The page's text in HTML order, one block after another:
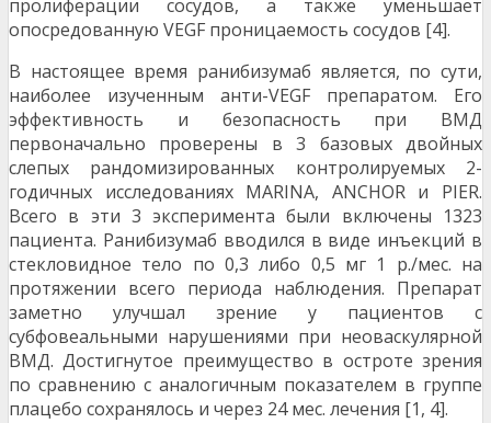
пролиферации сосудов, а также уменьшает
опосредованную VEGF проницаемость сосудов [4].
В настоящее время ранибизумаб является, по сути,
наиболее изученным анти-VEGF препаратом. Его
эффективность и безопасность при ВМД
первоначально проверены в 3 базовых двойных
слепых рандомизированных контролируемых 2-
годичных исследованиях MARINA, ANCHOR и PIER.
Всего в эти 3 эксперимента были включены 1323
пациента. Ранибизумаб вводился в виде инъекций в
стекловидное тело по 0,3 либо 0,5 мг 1 р./мес. на
протяжении всего периода наблюдения. Препарат
заметно улучшал зрение у пациентов с
субфовеальными нарушениями при неоваскулярной
ВМД. Достигнутое преимущество в остроте зрения
по сравнению с аналогичным показателем в группе
плацебо сохранялось и через 24 мес. лечения [1, 4].